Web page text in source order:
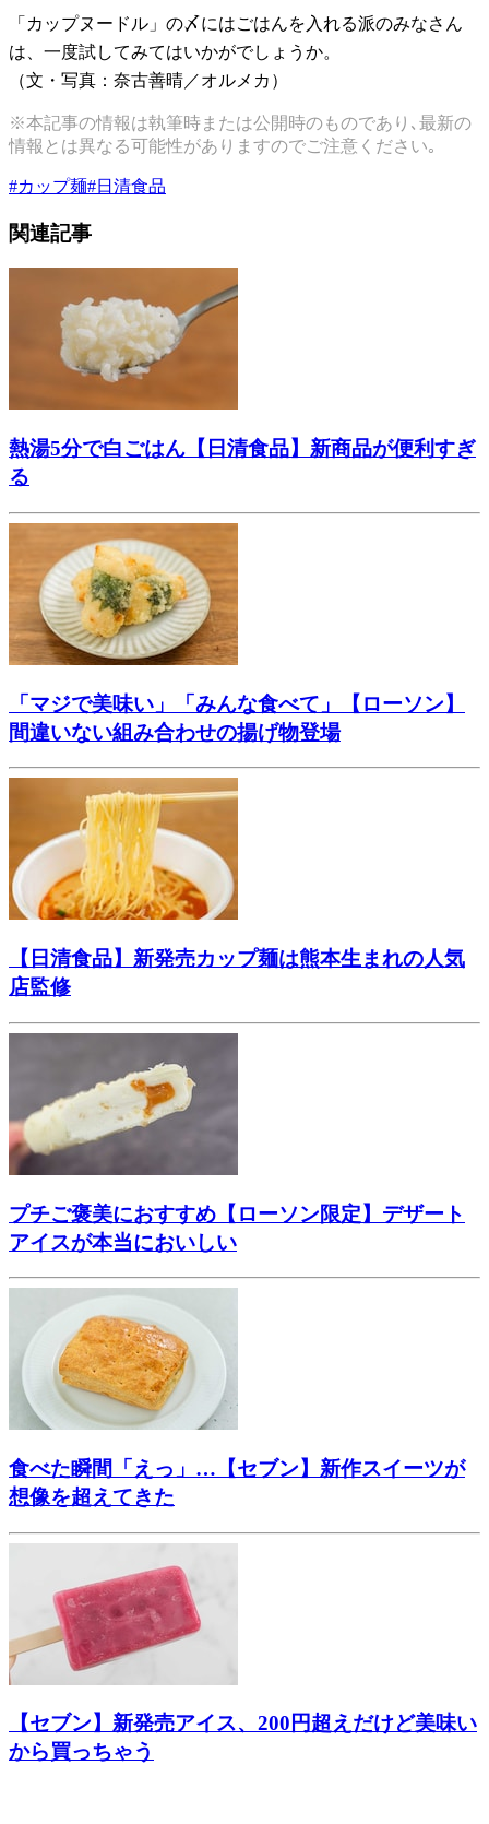
「カップヌードル」の〆にはごはんを入れる派のみなさん
は、一度試してみてはいかがでしょうか。
（文・写真：奈古善晴／オルメカ）
※本記事の情報は執筆時または公開時のものであり､最新の
情報とは異なる可能性がありますのでご注意ください｡
#カップ麺#日清食品
関連記事
熱湯5分で白ごはん【日清食品】新商品が便利すぎ
る
「マジで美味い」「みんな食べて」【ローソン】
間違いない組み合わせの揚げ物登場
【日清食品】新発売カップ麺は熊本生まれの人気
店監修
プチご褒美におすすめ【ローソン限定】デザート
アイスが本当においしい
食べた瞬間「えっ」…【セブン】新作スイーツが
想像を超えてきた
【セブン】新発売アイス、200円超えだけど美味い
から買っちゃう